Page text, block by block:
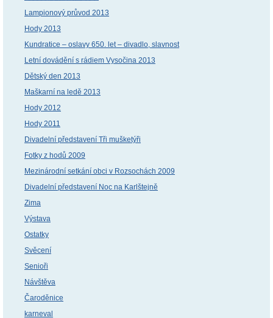
Lampionový průvod 2013
Hody 2013
Kundratice – oslavy 650. let – divadlo, slavnost
Letní dovádění s rádiem Vysočina 2013
Dětský den 2013
Maškarní na ledě 2013
Hody 2012
Hody 2011
Divadelní představení Tři mušketýři
Fotky z hodů 2009
Mezinárodní setkání obci v Rozsochách 2009
Divadelní představení Noc na Karlštejně
Zima
Výstava
Ostatky
Svěcení
Senioři
Návštěva
Čaroděnice
karneval